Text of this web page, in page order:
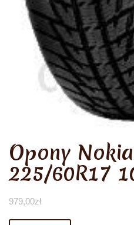
Opony
225/60R17
979,00zł